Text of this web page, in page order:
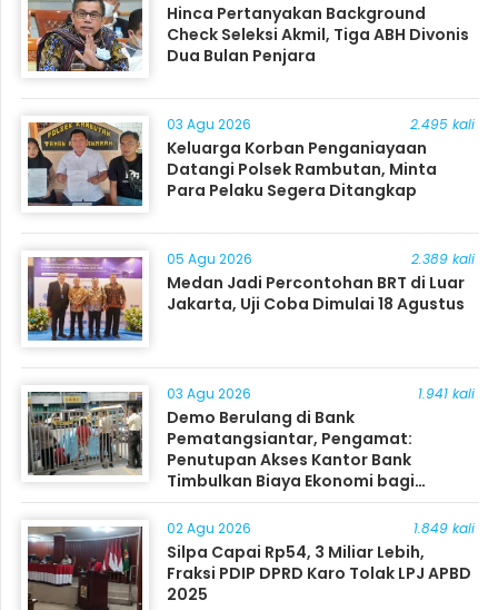
Hinca Pertanyakan Background
Check Seleksi Akmil, Tiga ABH Divonis
Dua Bulan Penjara
03 Agu 2026 2.495 kali
Keluarga Korban Penganiayaan
Datangi Polsek Rambutan, Minta
Para Pelaku Segera Ditangkap
05 Agu 2026 2.389 kali
Medan Jadi Percontohan BRT di Luar
Jakarta, Uji Coba Dimulai 18 Agustus
03 Agu 2026 1.941 kali
Demo Berulang di Bank
Pematangsiantar, Pengamat:
Penutupan Akses Kantor Bank
Timbulkan Biaya Ekonomi bagi
Masyarakat
02 Agu 2026 1.849 kali
Silpa Capai Rp54, 3 Miliar Lebih,
Fraksi PDIP DPRD Karo Tolak LPJ APBD
2025